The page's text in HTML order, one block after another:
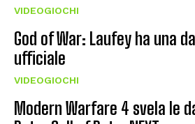
VIDEOGIOCHI
God of War: Laufey ha una
ufficiale
VIDEOGIOCHI
Modern Warfare 4 svela le